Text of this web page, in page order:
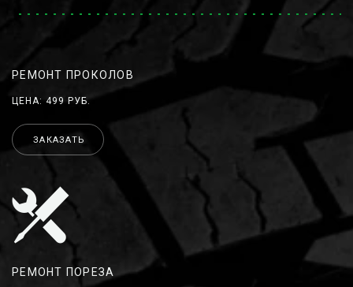
РЕМОНТ ПРОКОЛОВ
ЦЕНА: 499 РУБ.
ЗАКАЗАТЬ
РЕМОНТ ПОРЕЗА